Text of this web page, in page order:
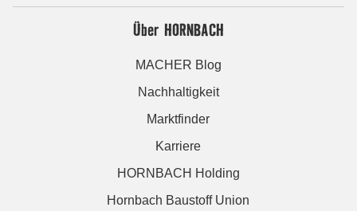
Über HORNBACH
MACHER Blog
Nachhaltigkeit
Marktfinder
Karriere
HORNBACH Holding
Hornbach Baustoff Union